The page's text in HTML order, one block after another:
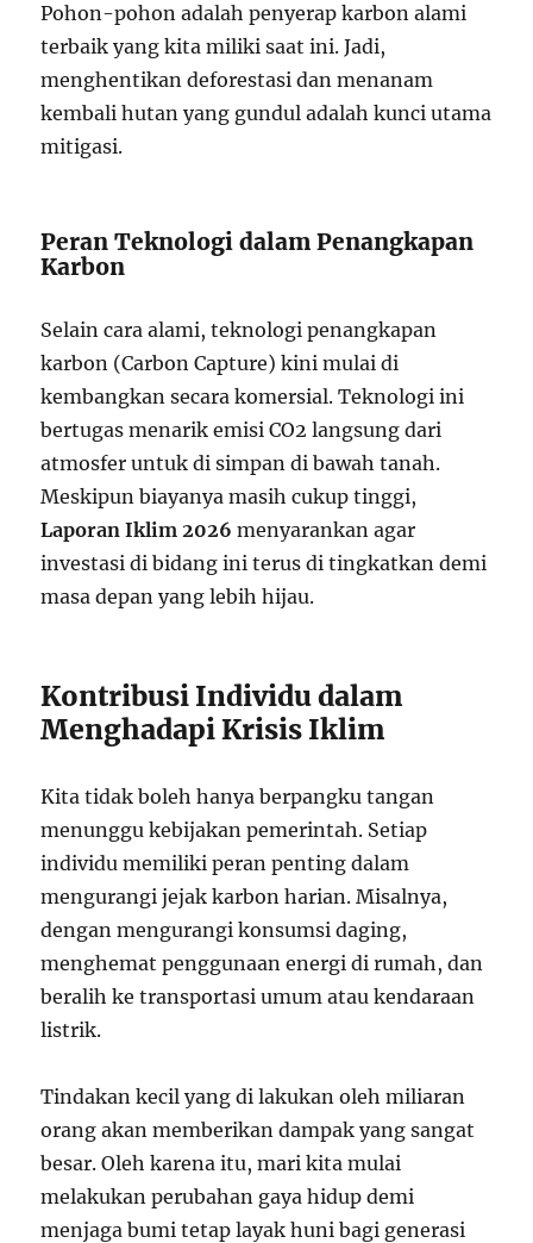
Pohon-pohon adalah penyerap karbon alami
terbaik yang kita miliki saat ini. Jadi,
menghentikan deforestasi dan menanam
kembali hutan yang gundul adalah kunci utama
mitigasi.
Peran Teknologi dalam Penangkapan
Karbon
Selain cara alami, teknologi penangkapan
karbon (Carbon Capture) kini mulai di
kembangkan secara komersial. Teknologi ini
bertugas menarik emisi CO2 langsung dari
atmosfer untuk di simpan di bawah tanah.
Meskipun biayanya masih cukup tinggi,
Laporan Iklim 2026 menyarankan agar
investasi di bidang ini terus di tingkatkan demi
masa depan yang lebih hijau.
Kontribusi Individu dalam
Menghadapi Krisis Iklim
Kita tidak boleh hanya berpangku tangan
menunggu kebijakan pemerintah. Setiap
individu memiliki peran penting dalam
mengurangi jejak karbon harian. Misalnya,
dengan mengurangi konsumsi daging,
menghemat penggunaan energi di rumah, dan
beralih ke transportasi umum atau kendaraan
listrik.
Tindakan kecil yang di lakukan oleh miliaran
orang akan memberikan dampak yang sangat
besar. Oleh karena itu, mari kita mulai
melakukan perubahan gaya hidup demi
menjaga bumi tetap layak huni bagi generasi